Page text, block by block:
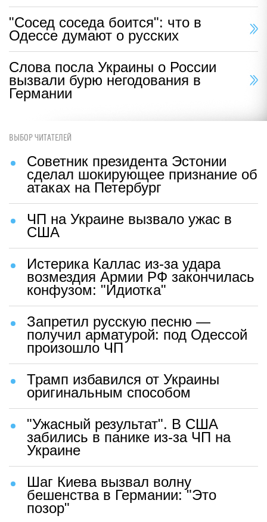
"Сосед соседа боится": что в
Одессе думают о русских
Слова посла Украины о России
вызвали бурю негодования в
Германии
ВЫБОР ЧИТАТЕЛЕЙ
Советник президента Эстонии
сделал шокирующее признание об
атаках на Петербург
ЧП на Украине вызвало ужас в
США
Истерика Каллас из-за удара
возмездия Армии РФ закончилась
конфузом: "Идиотка"
Запретил русскую песню —
получил арматурой: под Одессой
произошло ЧП
Трамп избавился от Украины
оригинальным способом
"Ужасный результат". В США
забились в панике из-за ЧП на
Украине
Шаг Киева вызвал волну
бешенства в Германии: "Это
позор"